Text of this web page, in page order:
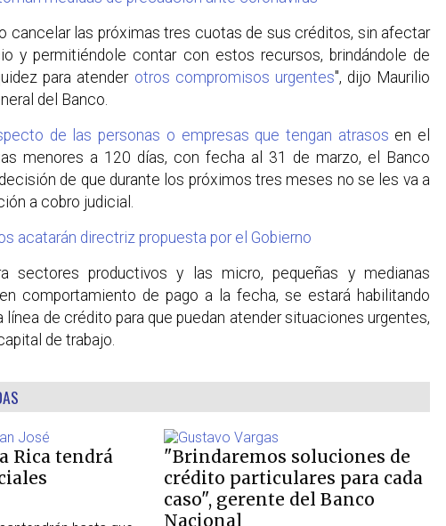
cancelar las próximas tres cuotas de sus créditos, sin afectar
y permitiéndole contar con estos recursos, brindándole de
para atender otros compromisos urgentes", dijo Maurilio
del Banco.
de las personas o empresas que tengan atrasos en el
menores a 120 días, con fecha al 31 de marzo, el Banco
de que durante los próximos tres meses no se les va a
a cobro judicial.
acatarán directriz propuesta por el Gobierno
sectores productivos y las micro, pequeñas y medianas
comportamiento de pago a la fecha, se estará habilitando
línea de crédito para que puedan atender situaciones urgentes,
de trabajo.
Rica tendrá
"Brindaremos soluciones de
crédito particulares para cada
caso", gerente del Banco
Nacional